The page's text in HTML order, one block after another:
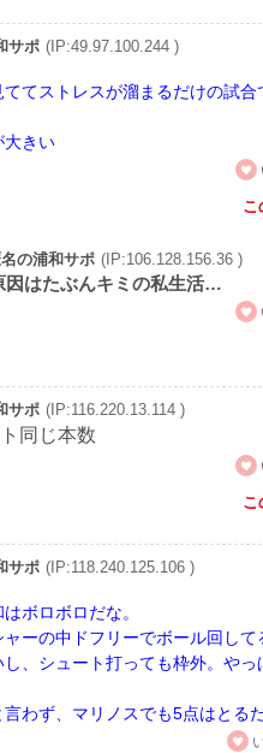
サポ (IP:49.97.100.244 )
てストレスが溜まるだけの試合
大きい
こ
の浦和サポ (IP:106.128.156.36 )
因はたぶんキミの私生活…
サポ (IP:116.220.13.114 )
同じ本数
こ
サポ (IP:118.240.125.106 )
ボロボロだな。
ャーの中ドフリーでボール回して
し、シュート打っても枠外。や
わず、マリノスでも5点はとるだ